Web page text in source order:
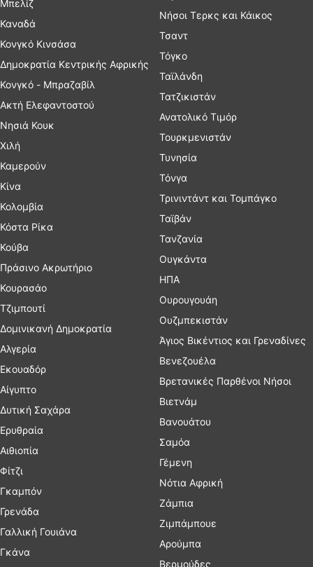
Μπελίζ
Καναδά
Κονγκό Κινσάσα
Δημοκρατία Κεντρικής Αφρικής
Κονγκό - Μπραζαβίλ
Ακτή Ελεφαντοστού
Νησιά Κουκ
Χιλή
Καμερούν
Κίνα
Κολομβία
Κόστα Ρίκα
Κούβα
Πράσινο Ακρωτήριο
Κουρασάο
Τζιμπουτί
Δομινικανή Δημοκρατία
Αλγερία
Εκουαδόρ
Αίγυπτο
Δυτική Σαχάρα
Ερυθραία
Αιθιοπία
Φίτζι
Γκαμπόν
Γρενάδα
Γαλλική Γουιάνα
Γκάνα
Νήσοι Τερκς και Κάικος
Τσαντ
Τόγκο
Ταϊλάνδη
Τατζικιστάν
Ανατολικό Τιμόρ
Τουρκμενιστάν
Τυνησία
Τόνγα
Τρινιντάντ και Τομπάγκο
Ταϊβάν
Τανζανία
Ουγκάντα
ΗΠΑ
Ουρουγουάη
Ουζμπεκιστάν
Άγιος Βικέντιος και Γρεναδίνες
Βενεζουέλα
Βρετανικές Παρθένοι Νήσοι
Βιετνάμ
Βανουάτου
Σαμόα
Γέμενη
Νότια Αφρική
Ζάμπια
Ζιμπάμπουε
Αρούμπα
Βερμούδες